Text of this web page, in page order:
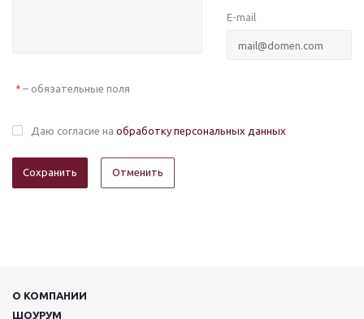
E-mail
* – обязательные поля
Даю согласие на обработку персональных данных
Отменить
О КОМПАНИИ
ШОУРУМ